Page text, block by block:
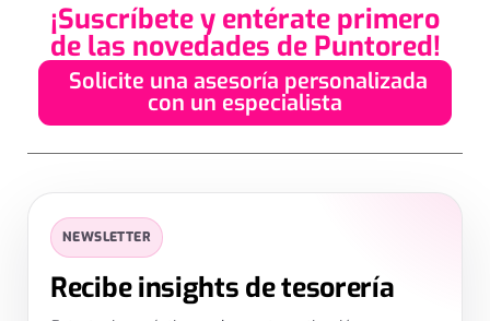
¡Suscríbete y entérate primero
de las novedades de Puntored!
Solicite una asesoría personalizada
con un especialista
NEWSLETTER
Recibe insights de tesorería
✕